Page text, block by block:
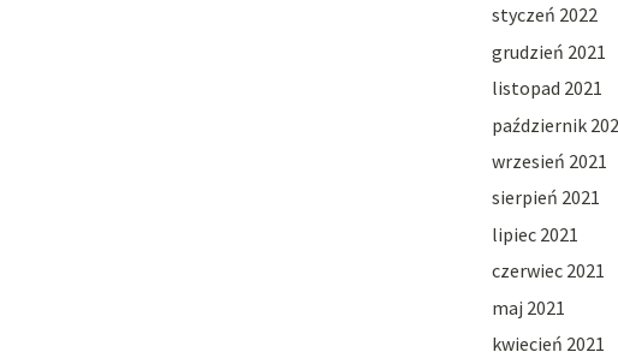
styczeń 2022
grudzień 2021
listopad 2021
październik
wrzesień 2021
sierpień 2021
lipiec 2021
czerwiec 2021
maj 2021
kwiecień 2021